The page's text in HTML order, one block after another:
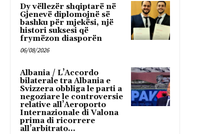
Dy vëllezër shqiptarë në
Gjenevë diplomojnë së
bashku për mjekësi, një
histori suksesi që
frymëzon diasporën
06/08/2026
Albania / L’Accordo
bilaterale tra Albania e
Svizzera obbliga le parti a
negoziare le controversie
relative all’Aeroporto
Internazionale di Valona
prima di ricorrere
all’arbitrato...